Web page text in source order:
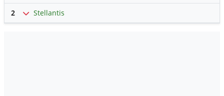
2 Stellantis